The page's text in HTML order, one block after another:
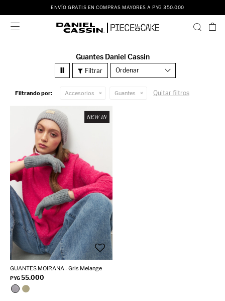
ENVÍO GRATIS EN COMPRAS MAYORES A PYG 350.000

Guantes Daniel Cassin
Recomendados
Filtrando por: Accesorios Guantes Quitar filtros
GUANTES MOIRANA - Gris Melange
PYG55.000